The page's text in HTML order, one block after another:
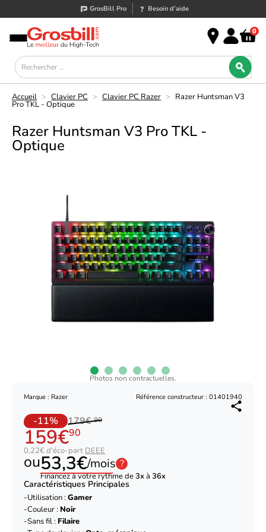
GrosBill Pro Besoin d’aide
0
Accueil > Clavier PC > Clavier PC Razer > Razer Huntsman V3
Pro TKL - Optique
Razer Huntsman V3 Pro TKL -
Optique
Photos non contractuelles.
Marque : Razer Référence constructeur : 01401940
-11% 179€ 90
159€90
0,22€ d'éco-part DEEE
ou53,3€/mois ?
Financez à votre rythme de3xà 36x
Caractéristiques Principales
Utilisation :Gamer
Couleur : Noir
Sans fil : Filaire